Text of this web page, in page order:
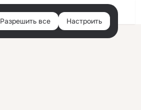
Войти
Разрешить все Настроить